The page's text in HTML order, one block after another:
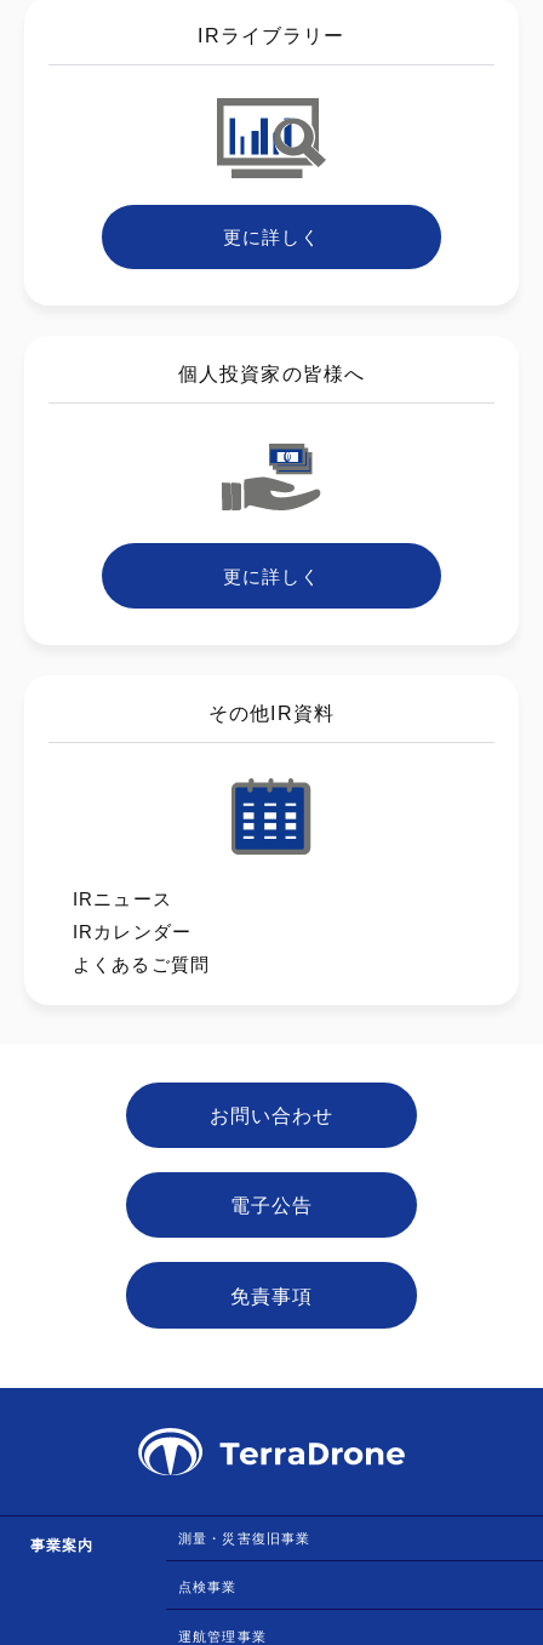
IRライブラリー
更に詳しく
個人投資家の皆様へ
更に詳しく
その他IR資料
IRニュース
IRカレンダー
よくあるご質問
お問い合わせ
電子公告
免責事項
事業案内 測量・災害復旧事業
点検事業
運航管理事業